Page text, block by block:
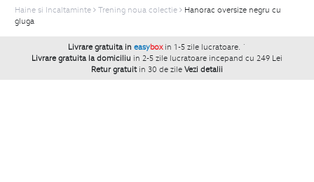
Haine si Incaltaminte Trening noua colectie
Hanorac oversize negru cu
gluga
Livrare gratuita in easybox in 1-5 zile lucratoare. `
Livrare gratuita la domiciliu in 2-5 zile lucratoare incepand cu 249 Lei
Retur gratuit in 30 de zile Vezi detalii